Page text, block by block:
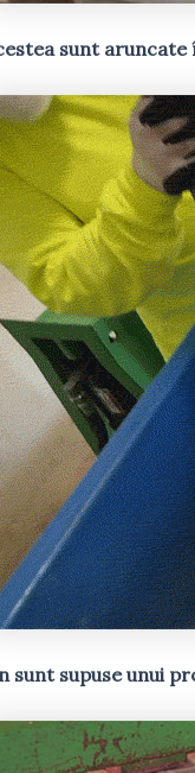
sunt
sunt supuse